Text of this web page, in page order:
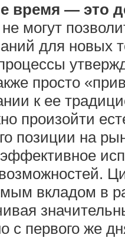
— это
могут
для новых
просто
к ее
произойти
позиции на
вкладом в
с первого же